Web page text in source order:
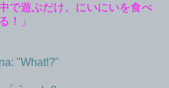
で遊ぶだけ。にいにいを食べ
る！」
"What!?"